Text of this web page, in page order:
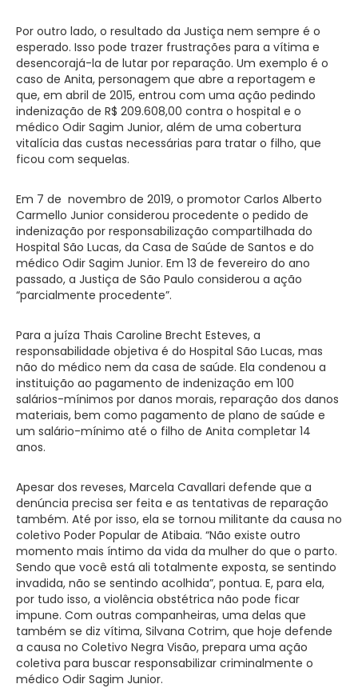
Por outro lado, o resultado da Justiça nem sempre é o
esperado. Isso pode trazer frustrações para a vítima e
desencorajá-la de lutar por reparação. Um exemplo é o
caso de Anita, personagem que abre a reportagem e
que, em abril de 2015, entrou com uma ação pedindo
indenização de R$ 209.608,00 contra o hospital e o
médico Odir Sagim Junior, além de uma cobertura
vitalícia das custas necessárias para tratar o filho, que
ficou com sequelas.
Em 7 de novembro de 2019, o promotor Carlos Alberto
Carmello Junior considerou procedente o pedido de
indenização por responsabilização compartilhada do
Hospital São Lucas, da Casa de Saúde de Santos e do
médico Odir Sagim Junior. Em 13 de fevereiro do ano
passado, a Justiça de São Paulo considerou a ação
“parcialmente procedente”.
Para a juíza Thais Caroline Brecht Esteves, a
responsabilidade objetiva é do Hospital São Lucas, mas
não do médico nem da casa de saúde. Ela condenou a
instituição ao pagamento de indenização em 100
salários-mínimos por danos morais, reparação dos danos
materiais, bem como pagamento de plano de saúde e
um salário-mínimo até o filho de Anita completar 14
anos.
Apesar dos reveses, Marcela Cavallari defende que a
denúncia precisa ser feita e as tentativas de reparação
também. Até por isso, ela se tornou militante da causa no
coletivo Poder Popular de Atibaia. “Não existe outro
momento mais íntimo da vida da mulher do que o parto.
Sendo que você está ali totalmente exposta, se sentindo
invadida, não se sentindo acolhida”, pontua. E, para ela,
por tudo isso, a violência obstétrica não pode ficar
impune. Com outras companheiras, uma delas que
também se diz vítima, Silvana Cotrim, que hoje defende
a causa no Coletivo Negra Visão, prepara uma ação
coletiva para buscar responsabilizar criminalmente o
médico Odir Sagim Junior.